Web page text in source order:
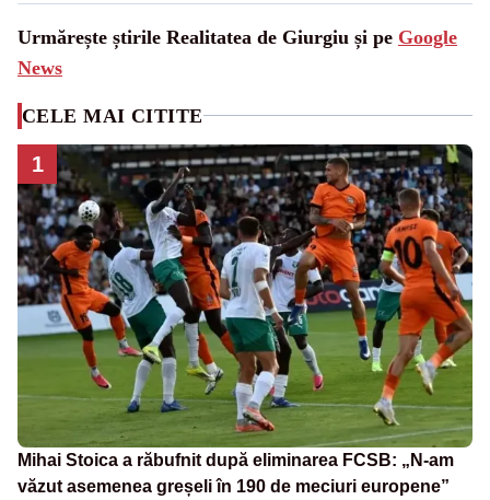
Urmărește știrile Realitatea de Giurgiu și pe Google
News
CELE MAI CITITE
1
Mihai Stoica a răbufnit după eliminarea FCSB: „N-am
văzut asemenea greșeli în 190 de meciuri europene”